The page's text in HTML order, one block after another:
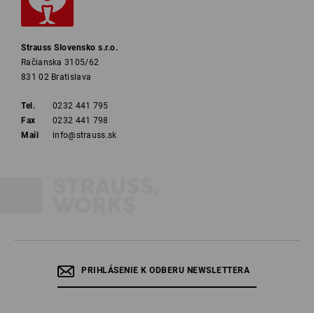
Strauss Slovensko s.r.o.
Račianska 3105/62
831 02 Bratislava
Tel.
0232 441 795
Fax
0232 441 798
Mail
info@strauss.sk
PRIHLÁSENIE K ODBERU NEWSLETTERA